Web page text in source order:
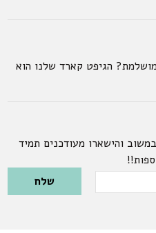
הגיפט קארד שלנו הוא
והישארו מעודכנים תמיד